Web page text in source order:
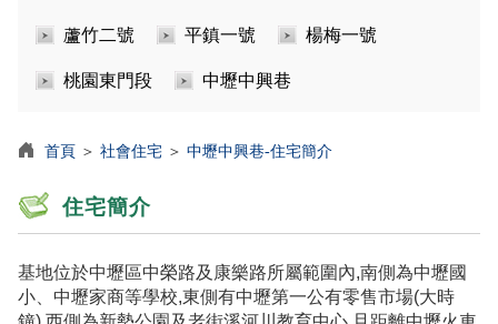
蘆竹二號 平鎮一號 楊梅一號
桃園東門段 中壢中興巷
首頁 ＞ 社會住宅 ＞ 中壢中興巷-住宅簡介
住宅簡介
基地位於中壢區中榮路及康樂路所屬範圍內,南側為中壢國
小、中壢家商等學校,東側有中壢第一公有零售市場(大時